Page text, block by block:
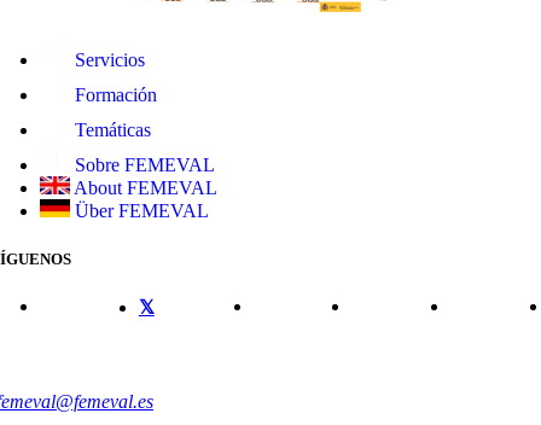
Servicios
Formación
Temáticas
Sobre FEMEVAL
About FEMEVAL
Über FEMEVAL